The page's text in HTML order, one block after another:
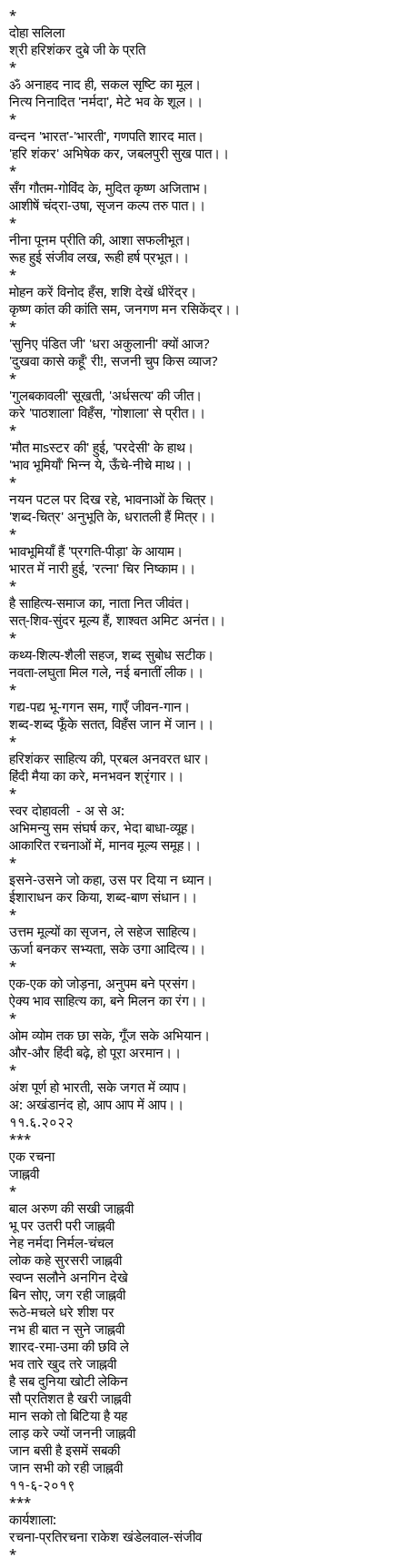
*
दोहा सलिला
श्री हरिशंकर दुबे जी के प्रति
*
ॐ अनाहद नाद ही, सकल सृष्टि का मूल।
नित्य निनादित 'नर्मदा', मेटे भव के शूल।।
*
वन्दन 'भारत'-'भारती', गणपति शारद मात।
'हरि शंकर' अभिषेक कर, जबलपुरी सुख पात।।
*
सँग गौतम-गोविंद के, मुदित कृष्ण अजिताभ।
आशीषें चंद्रा-उषा, सृजन कल्प तरु पात।।
*
नीना पूनम प्रीति की, आशा सफलीभूत।
रूह हुई संजीव लख, रूही हर्ष प्रभूत।।
*
मोहन करें विनोद हँस, शशि देखें धीरेंद्र।
कृष्ण कांत की कांति सम, जनगण मन रसिकेंद्र।।
*
'सुनिए पंडित जी' 'धरा अकुलानी' क्यों आज?
'दुखवा कासे कहूँ' री!, सजनी चुप किस व्याज?
*
'गुलबकावली' सूखती, 'अर्धसत्य' की जीत।
करे 'पाठशाला' विहँस, 'गोशाला' से प्रीत।।
*
'मौत माsस्टर की' हुई, 'परदेसी' के हाथ।
'भाव भूमियाँ' भिन्न ये, ऊँचे-नीचे माथ।।
*
नयन पटल पर दिख रहे, भावनाओं के चित्र।
'शब्द-चित्र' अनुभूति के, धरातली हैं मित्र।।
*
भावभूमियाँ हैं 'प्रगति-पीड़ा' के आयाम।
भारत में नारी हुई, 'रत्ना' चिर निष्काम।।
*
है साहित्य-समाज का, नाता नित जीवंत।
सत्-शिव-सुंदर मूल्य हैं, शाश्वत अमिट अनंत।।
*
कथ्य-शिल्प-शैली सहज, शब्द सुबोध सटीक।
नवता-लघुता मिल गले, नई बनातीं लीक।।
*
गद्य-पद्य भू-गगन सम, गाएँ जीवन-गान।
शब्द-शब्द फूँके सतत, विहँस जान में जान।।
*
हरिशंकर साहित्य की, प्रबल अनवरत धार।
हिंदी मैया का करे, मनभवन श्रृंगार।।
*
स्वर दोहावली  - अ से अ:
अभिमन्यु सम संघर्ष कर, भेदा बाधा-व्यूह।
आकारित रचनाओं में, मानव मूल्य समूह।।
*
इसने-उसने जो कहा, उस पर दिया न ध्यान।
ईशाराधन कर किया, शब्द-बाण संधान।।
*
उत्तम मूल्यों का सृजन, ले सहेज साहित्य।
ऊर्जा बनकर सभ्यता, सके उगा आदित्य।।
*
एक-एक को जोड़ना, अनुपम बने प्रसंग।
ऐक्य भाव साहित्य का, बने मिलन का रंग।।
*
ओम व्योम तक छा सके, गूँज सके अभियान।
और-और हिंदी बढ़े, हो पूरा अरमान।।
*
अंश पूर्ण हो भारती, सके जगत में व्याप।
अ: अखंडानंद हो, आप आप में आप।।
११.६.२०२२
***
एक रचना
जाह्नवी
*
बाल अरुण की सखी जाह्नवी
भू पर उतरी परी जाह्नवी
नेह नर्मदा निर्मल-चंचल
लोक कहे सुरसरी जाह्नवी
स्वप्न सलौने अनगिन देखे
बिन सोए, जग रही जाह्नवी
रूठे-मचले धरे शीश पर
नभ ही बात न सुने जाह्नवी
शारद-रमा-उमा की छवि ले
भव तारे खुद तरे जाह्नवी
है सब दुनिया खोटी लेकिन
सौ प्रतिशत है खरी जाह्नवी
मान सको तो बिटिया है यह
लाड़ करे ज्यों जननी जाह्नवी
जान बसी है इसमें सबकी
जान सभी को रही जाह्नवी
११-६-२०१९
***
कार्यशाला:
रचना-प्रतिरचना राकेश खंडेलवाल-संजीव
*